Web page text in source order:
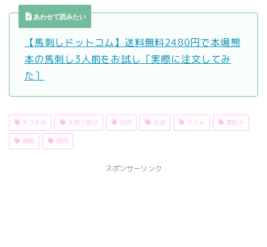
あわせて読みたい
【馬刺しドットコム】送料無料2480円で本場熊
本の馬刺し3人前をお試し［実際に注文してみ
た］
おつまみ お取り寄せ お肉 お酒 グルメ 家飲み
通販 鶏肉
スポンサーリンク